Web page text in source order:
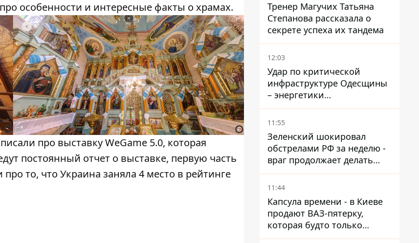
особенности и интересные факты о храмах.
про выставку WeGame 5.0, которая
постоянный отчет о выставке, первую часть
то, что Украина заняла 4 место в рейтинге
Тренер Магучих Татьяна
Степанова рассказала о
секрете успеха их тандема
12:03
Удар по критической
инфраструктуре Одесщины
– энергетики
восстанавливают свет
11:55
Зеленский шокировал
обстрелами РФ за неделю -
враг продолжает делать
ставку на баллистический
террор
11:44
Капсула времени - в Киеве
продают ВАЗ-пятерку,
которая будто только
сошла с конвейера